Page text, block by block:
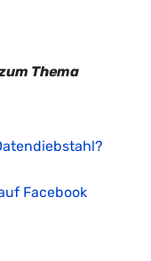
Thema
Facebook